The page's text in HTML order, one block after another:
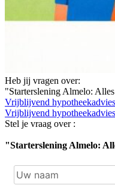
Heb jij vragen over:
"Starterslening Almelo:
Vrijblijvend
Vrijblijvend
Stel je vraag over :
"Starterslening Almelo: